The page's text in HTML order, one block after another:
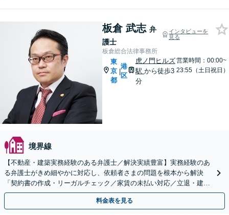
板倉 武志 弁
護士
インタビューを
見る
板倉総合法律事務所
東
京
都
|
港
区
虎ノ門ヒルズ
駅 から徒歩3
分
営業時間：00:00~
23:55（土日祝日）
境界線
【不動産・建築実務経験のある弁護士／解決実績豊富】実務経験のあ
る弁護士がきめ細やかに対応し、依頼者さまの問題を根本から解決
「契約書の作成・リーガルチェック／家賃の未払い対応／立退・建物
の明け渡し請求／欠陥住宅トラブル」
料金表を見る